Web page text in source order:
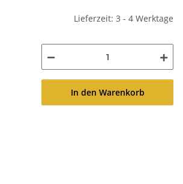
Lieferzeit: 3 - 4 Werktage
In den Warenkorb